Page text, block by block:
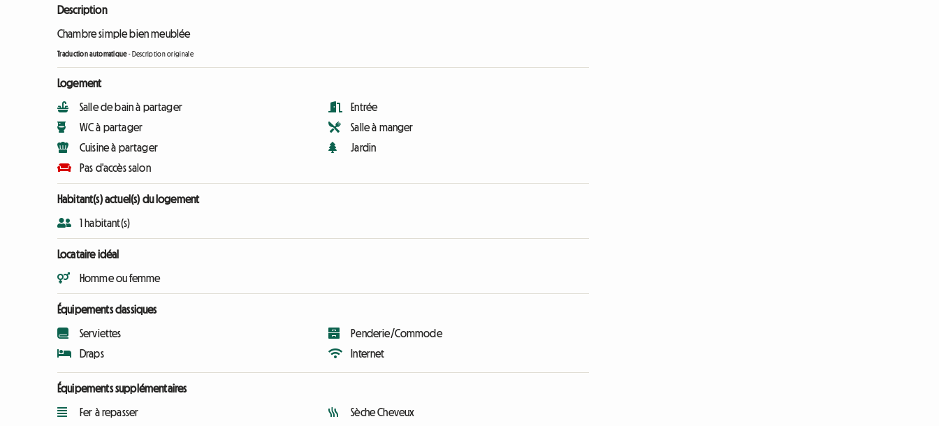
Description
Chambre simple bien meublée
Traduction automatique- Description originale
Logement
Salle de bain à partager
WC à partager
Cuisine à partager
Pas d'accès salon
Entrée
Salle à manger
Jardin
Habitant(s) actuel(s) du logement
1 habitant(s)
Locataire idéal
Homme ou femme
Équipements classiques
Serviettes
Draps
Penderie/Commode
Internet
Équipements supplémentaires
Fer à repasser
Sèche Cheveux